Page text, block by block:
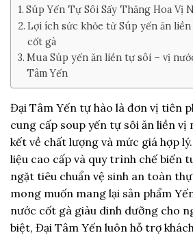
Súp Yến Tự Sôi Sấy Thăng Hoa Vị
Lợi ích sức khỏe từ Súp yến ăn
cốt gà
Mua Súp yến ăn liền tự sôi – vị
Tâm Yến
Đại Tâm Yến tự hào là đơn vị tiên
cung cấp soup yến tự sôi ăn liền vị
kết về chất lượng và mức giá hợp
liệu cao cấp và quy trình chế biến
ngặt tiêu chuẩn vệ sinh an toàn
mong muốn mang lại sản phẩm
nước cốt gà giàu dinh dưỡng cho
biệt, Đại Tâm Yến luôn hỗ trợ